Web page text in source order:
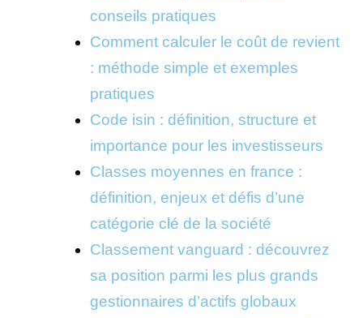
conseils pratiques
Comment calculer le coût de revient
: méthode simple et exemples
pratiques
Code isin : définition, structure et
importance pour les investisseurs
Classes moyennes en france :
définition, enjeux et défis d’une
catégorie clé de la société
Classement vanguard : découvrez
sa position parmi les plus grands
gestionnaires d’actifs globaux